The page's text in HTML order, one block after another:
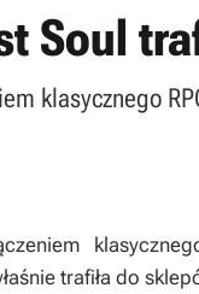
Soul
klasycznego
trafiła do